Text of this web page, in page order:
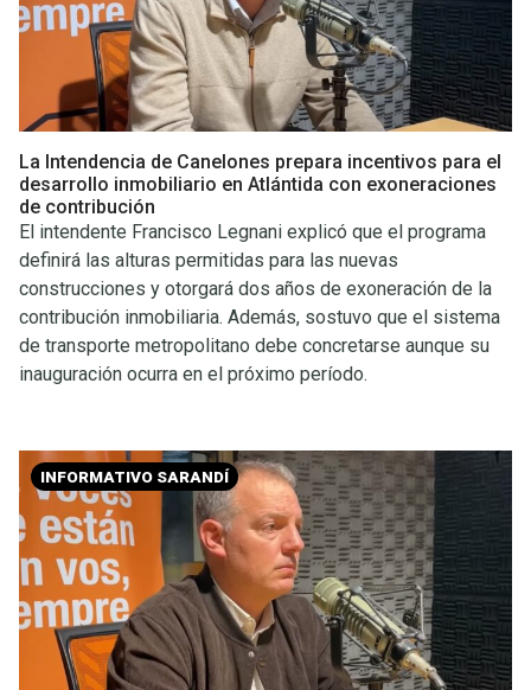
La Intendencia de Canelones prepara incentivos para el
desarrollo inmobiliario en Atlántida con exoneraciones
de contribución
El intendente Francisco Legnani explicó que el programa
definirá las alturas permitidas para las nuevas
construcciones y otorgará dos años de exoneración de la
contribución inmobiliaria. Además, sostuvo que el sistema
de transporte metropolitano debe concretarse aunque su
inauguración ocurra en el próximo período.
INFORMATIVO SARANDÍ